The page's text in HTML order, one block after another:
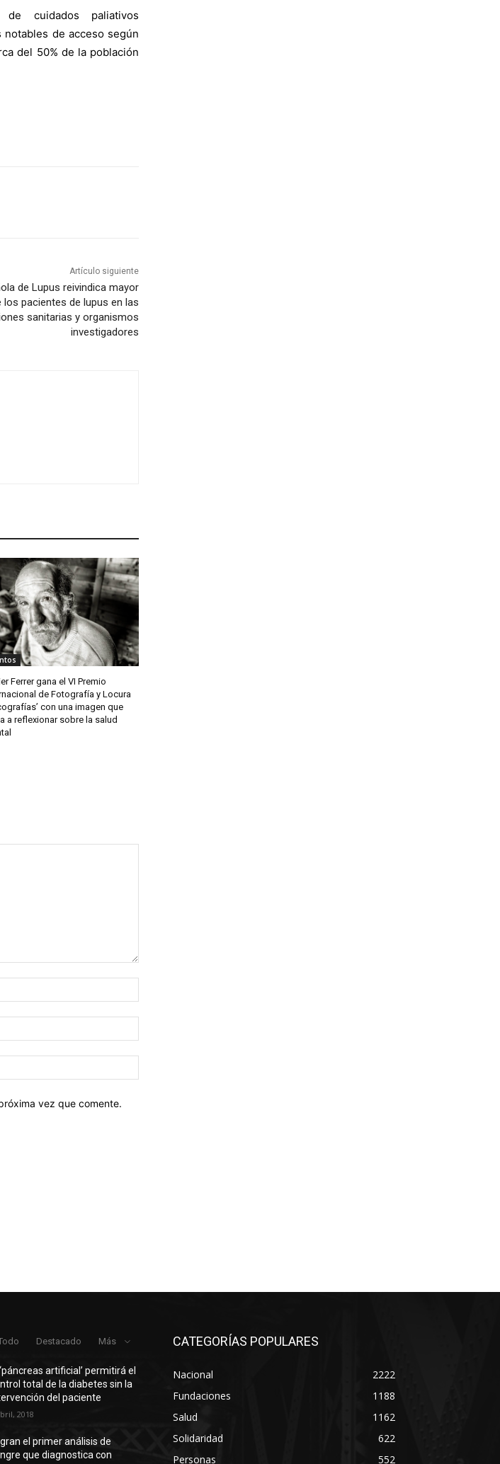
cuidados paliativos
de acceso según
del 50% de la población
Artículo siguiente
de Lupus reivindica mayor
los pacientes de lupus en las
sanitarias y organismos
investigadores
Ferrer gana el VI Premio
de Fotografía y Locura
con una imagen que
a reflexionar sobre la salud
electrónico:*
web:
vez que comente.
Destacado Más
artificial’ permitirá el
total de la diabetes sin la
del paciente
2018
el primer análisis de
que diagnostica con
CATEGORÍAS POPULARES
Nacional
2222
Fundaciones
1188
Salud
1162
Solidaridad
622
Personas
552